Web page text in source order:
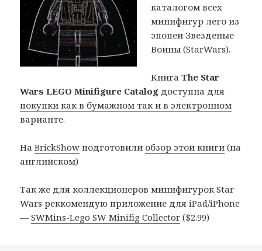
каталогом всех
минифигур лего из
эпопеи Звезденые
Войны (StarWars).
КнигаThe Star
Wars LEGO Minifigure Catalog доступна для
покупки как в бумажном так и в электронном
варианте.
НаBrickShow подготовили обзор этой книги (на
английском)
Так же для коллекционеров минифигурок Star
Wars реккомендую приложение для iPad/iPhone
—SWMins-Lego SW Minifig Collector ($2.99)